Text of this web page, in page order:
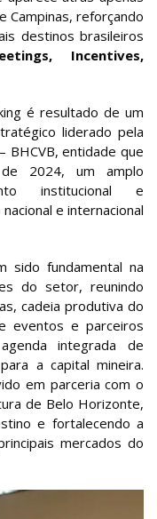
Campinas, reforçando
destinos brasileiros
Incentives,
é resultado de um
liderado pela
BHCVB, entidade que
2024, um amplo
institucional e
e internacional
sido fundamental na
do setor, reunindo
cadeia produtiva do
eventos e parceiros
integrada de
a capital mineira.
em parceria com o
de Belo Horizonte,
e fortalecendo a
mercados do